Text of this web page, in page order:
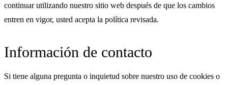
continuar utilizando nuestro sitio web después de que los cambios
entren en vigor, usted acepta la política revisada.
Información de contacto
Si tiene alguna pregunta o inquietud sobre nuestro uso de cookies o